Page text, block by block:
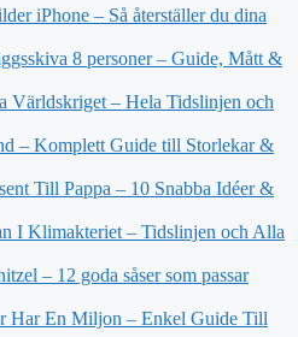
iPhone – Så återställer du dina
8 personer – Guide, Mått &
Världskriget – Hela Tidslinjen och
– Komplett Guide till Storlekar &
Till Pappa – 10 Snabba Idéer &
I Klimakteriet – Tidslinjen och Alla
– 12 goda såser som passar
Har En Miljon – Enkel Guide Till